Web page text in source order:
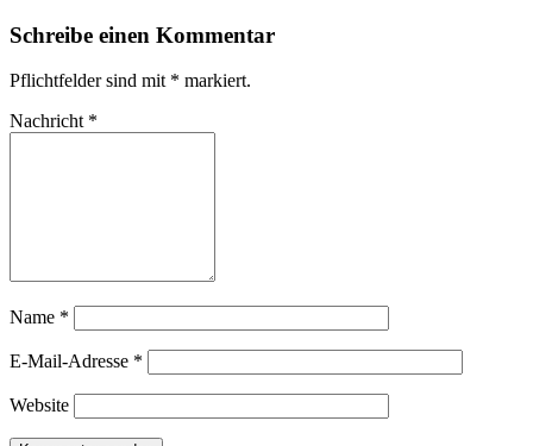
Schreibe einen Kommentar
Pflichtfelder sind mit * markiert.
Nachricht *
Name *
E-Mail-Adresse *
Website